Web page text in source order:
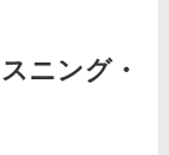
ニング・